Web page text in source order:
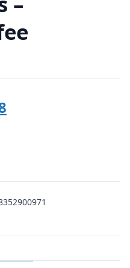
kr. 424,98.